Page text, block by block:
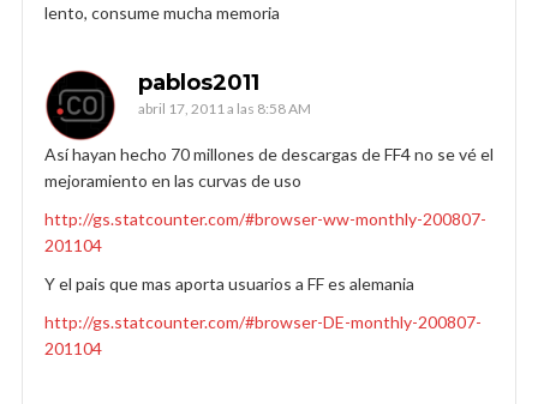
lento, consume mucha memoria
pablos2011
abril 17, 2011 a las 8:58 AM
Así hayan hecho 70 millones de descargas de FF4 no se vé el
mejoramiento en las curvas de uso
http://gs.statcounter.com/#browser-ww-monthly-200807-
201104
Y el pais que mas aporta usuarios a FF es alemania
http://gs.statcounter.com/#browser-DE-monthly-200807-
201104